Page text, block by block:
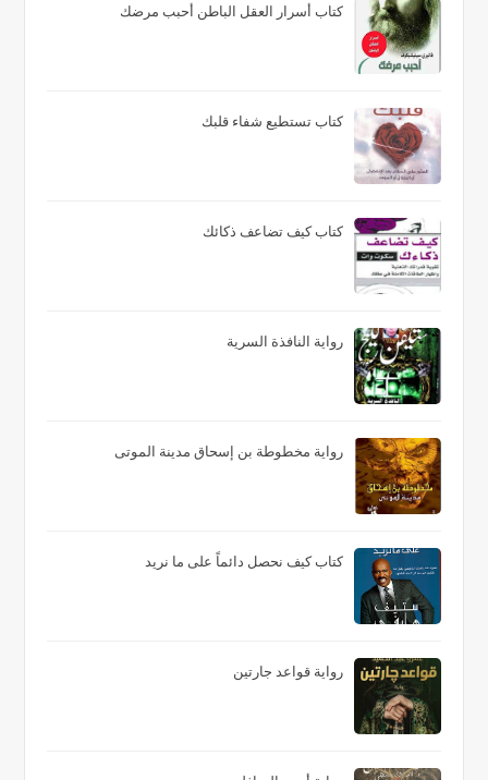
كتاب أسرار العقل الباطن أحبب مرضك
كتاب تستطيع شفاء قلبك
كتاب كيف تضاعف ذكائك
رواية النافذة السرية
رواية مخطوطة بن إسحاق مدينة الموتى
كتاب كيف نحصل دائماً على ما نريد
رواية قواعد جارتين